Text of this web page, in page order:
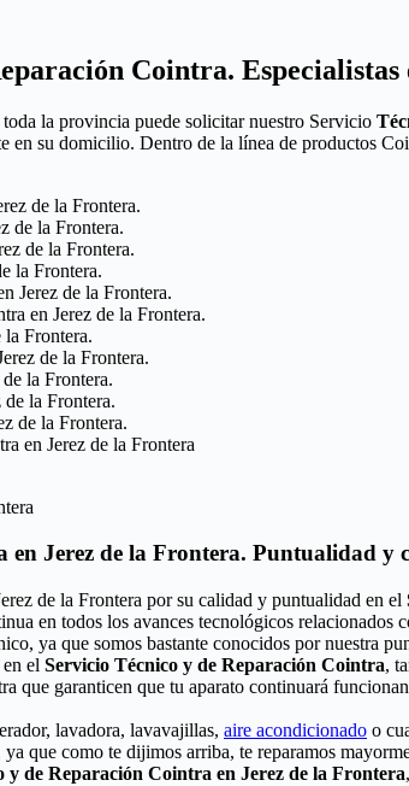
Cointra.
la provincia puede solicitar nuestro Servicio
en su domicilio. Dentro de la línea de productos
de la Frontera.
de la Frontera.
de la Frontera.
la Frontera.
Jerez de la Frontera.
en Jerez de la Frontera.
la Frontera.
de la Frontera.
la Frontera.
la Frontera.
de la Frontera.
en Jerez de la Frontera
en Jerez de la Frontera. Puntualidad y
de la Frontera por su calidad y puntualidad en el
en todos los avances tecnológicos
ya que somos bastante conocidos por nuestra
el Servicio Técnico y de Reparación Cointra,
que garanticen que tu aparato continuará
lavadora, lavavajillas, aire acondicionado o
ya que como te dijimos arriba, te reparamos
y de Reparación Cointra en Jerez de la Frontera